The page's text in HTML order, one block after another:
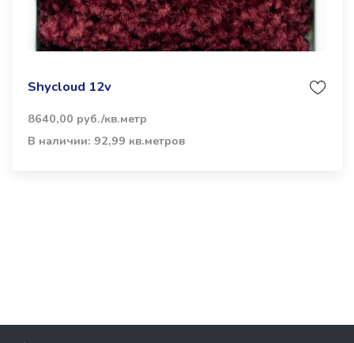
Shycloud 12v
8640,00 руб./кв.метр
В наличии: 92,99 кв.метров